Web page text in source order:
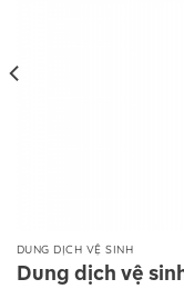
DUNG DỊCH VỆ SINH
Dung dịch vệ